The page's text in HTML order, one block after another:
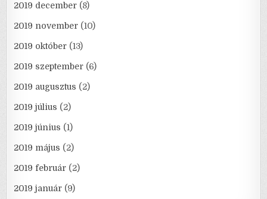
2019 december (8)
2019 november (10)
2019 október (13)
2019 szeptember (6)
2019 augusztus (2)
2019 július (2)
2019 június (1)
2019 május (2)
2019 február (2)
2019 január (9)